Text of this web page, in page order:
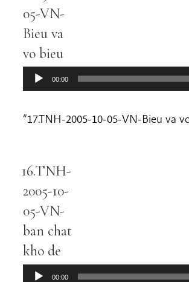
05-VN-
Bieu va
vo bieu
00:00
“17.TNH-2005-10-05-VN-Bieu va
16.TNH-
2005-10-
05-VN-
ban chat
kho de
00:00